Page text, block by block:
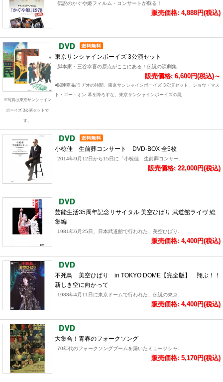
伝説のかぐや姫フィルム・コンサートが蘇る！
販売価格: 4,888円(税込)
※写真は東京サンシャイン
ボーイズ 3公演セットで
す。
東京サンシャインボーイズ 3公演セット
脚本家・三谷幸喜の原点がここにある！伝説の演劇集..
販売価格: 6,600円(税込)～
●関連商品/ラヂオの時間、東京サンシャインボーイズ 3公演セット、ショウ・マス
ト・ゴー・オン 幕を降ろすな、東京サンシャインボーイズの罠
小椋佳 生前葬コンサート DVD-BOX 全5枚
2014年9月12日から15日に「小椋佳 生前葬コンサー..
販売価格: 22,000円(税込)
芸能生活35周年記念リサイタル 美空ひばり 武道館ライヴ 総
集編
1981年6月25日。日本武道館で行われた、美空ひばり..
販売価格: 4,400円(税込)
不死鳥 美空ひばり in TOKYO DOME【完全版】 翔ぶ！！
新しき空に向かって
1988年4月11日に東京ドームで行われた、伝説の東京..
販売価格: 4,400円(税込)
大集合！青春のフォークソング
70年代のフォークソングブームを築いたミュージシャ..
販売価格: 5,170円(税込)